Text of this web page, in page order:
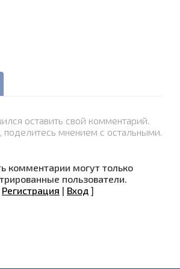
оставить свой комментарий.
поделитесь мнением с остальными.
комментарии могут только
пользователи.
Регистрация | Вход ]